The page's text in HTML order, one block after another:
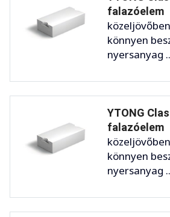
falazóelem
könnyen
nyersanyag
YTONG
falazóelem
könnyen
nyersanyag